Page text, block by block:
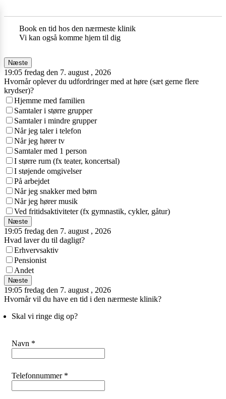
Book en tid hos den nærmeste klinik
Vi kan også komme hjem til dig
Næste
19:05 fredag den 7. august , 2026
Hvornår oplever du udfordringer med at høre (sæt gerne flere
krydser)?
Hjemme med familien
Samtaler i større grupper
Samtaler i mindre grupper
Når jeg taler i telefon
Når jeg hører tv
Samtaler med 1 person
I større rum (fx teater, koncertsal)
I støjende omgivelser
På arbejdet
Når jeg snakker med børn
Når jeg hører musik
Ved fritidsaktiviteter (fx gymnastik, cykler, gåtur)
Næste
19:05 fredag den 7. august , 2026
Hvad laver du til dagligt?
Erhvervsaktiv
Pensionist
Andet
Næste
19:05 fredag den 7. august , 2026
Hvornår vil du have en tid i den nærmeste klinik?
Skal vi ringe dig op?
Navn *
Telefonnummer *